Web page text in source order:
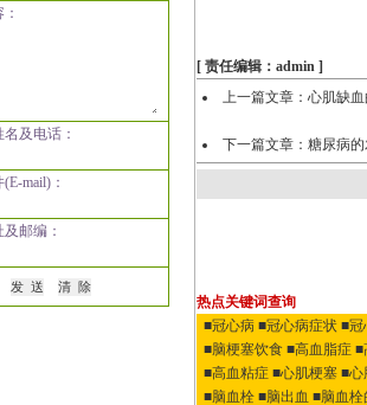
及电话：
mail)：
邮编：
[ 责任编辑：admin ]
上一篇文章： 心肌缺
下一篇文章： 糖尿病
热点关键词查询
■冠心病 ■冠心病症状 ■冠
■脑梗塞饮食 ■高血脂症 ■
■高血粘症 ■心肌梗塞 ■心
■脑血栓 ■脑出血 ■脑血栓